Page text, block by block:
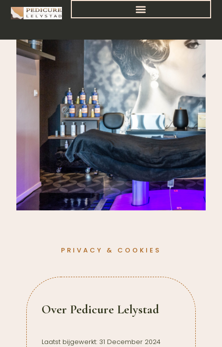
PRIVACY & COOKIES
Over Pedicure Lelystad
Laatst bijgewerkt: 31 December 2024